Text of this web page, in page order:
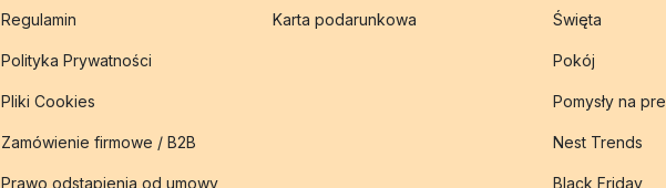
Regulamin
Polityka Prywatności
Pliki Cookies
Zamówienie firmowe / B2B
Prawo odstąpienia od umowy
Karta podarunkowa Święta
Pokój
Pomysły na
Nest Trends
Black Friday